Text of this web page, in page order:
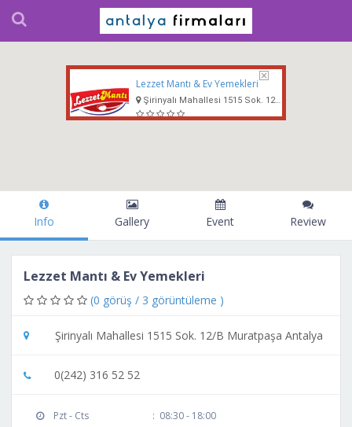
Lezzet Mantı & Ev Yemekleri
Şirinyalı Mahallesi 1515 Sok. 12/B Muratpaşa Antalya
Info Gallery Event Review
Lezzet Mantı & Ev Yemekleri
(0 görüş / 3 görüntüleme )
Şirinyalı Mahallesi 1515 Sok. 12/B Muratpaşa Antalya
0(242) 316 52 52
Pzt - Cts : 08:30 - 18:00